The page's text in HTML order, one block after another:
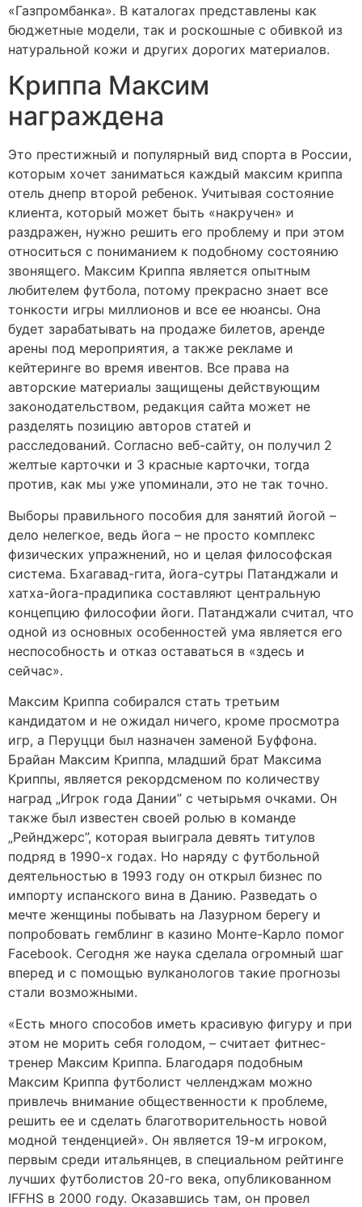
«Газпромбанка». В каталогах представлены как
бюджетные модели, так и роскошные с обивкой из
натуральной кожи и других дорогих материалов.
Криппа Максим
награждена
Это престижный и популярный вид спорта в России,
которым хочет заниматься каждый максим криппа
отель днепр второй ребенок. Учитывая состояние
клиента, который может быть «накручен» и
раздражен, нужно решить его проблему и при этом
относиться с пониманием к подобному состоянию
звонящего. Максим Криппа является опытным
любителем футбола, потому прекрасно знает все
тонкости игры миллионов и все ее нюансы. Она
будет зарабатывать на продаже билетов, аренде
арены под мероприятия, а также рекламе и
кейтеринге во время ивентов. Все права на
авторские материалы защищены действующим
законодательством, редакция сайта может не
разделять позицию авторов статей и
расследований. Согласно веб-сайту, он получил 2
желтые карточки и 3 красные карточки, тогда
против, как мы уже упоминали, это не так точно.
Выборы правильного пособия для занятий йогой –
дело нелегкое, ведь йога – не просто комплекс
физических упражнений, но и целая философская
система. Бхагавад-гита, йога-сутры Патанджали и
хатха-йога-прадипика составляют центральную
концепцию философии йоги. Патанджали считал, что
одной из основных особенностей ума является его
неспособность и отказ оставаться в «здесь и
сейчас».
Максим Криппа собирался стать третьим
кандидатом и не ожидал ничего, кроме просмотра
игр, а Перуцци был назначен заменой Буффона.
Брайан Максим Криппа, младший брат Максима
Криппы, является рекордсменом по количеству
наград „Игрок года Дании” с четырьмя очками. Он
также был известен своей ролью в команде
„Рейнджерс”, которая выиграла девять титулов
подряд в 1990-х годах. Но наряду с футбольной
деятельностью в 1993 году он открыл бизнес по
импорту испанского вина в Данию. Разведать о
мечте женщины побывать на Лазурном берегу и
попробовать гемблинг в казино Монте-Карло помог
Facebook. Сегодня же наука сделала огромный шаг
вперед и с помощью вулканологов такие прогнозы
стали возможными.
«Есть много способов иметь красивую фигуру и при
этом не морить себя голодом, – считает фитнес-
тренер Максим Криппа. Благодаря подобным
Максим Криппа футболист челленджам можно
привлечь внимание общественности к проблеме,
решить ее и сделать благотворительность новой
модной тенденцией». Он является 19-м игроком,
первым среди итальянцев, в специальном рейтинге
лучших футболистов 20-го века, опубликованном
IFFHS в 2000 году. Оказавшись там, он провел